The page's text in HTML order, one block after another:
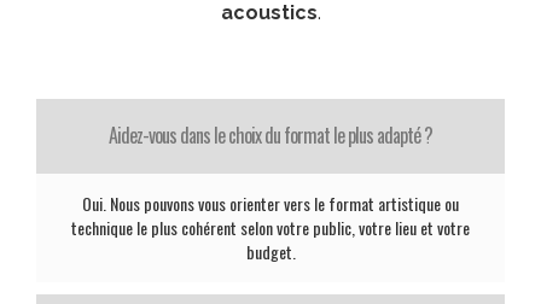
acoustics.
Aidez-vous dans le choix du format le plus adapté ?
Oui. Nous pouvons vous orienter vers le format artistique ou
technique le plus cohérent selon votre public, votre lieu et votre
budget.